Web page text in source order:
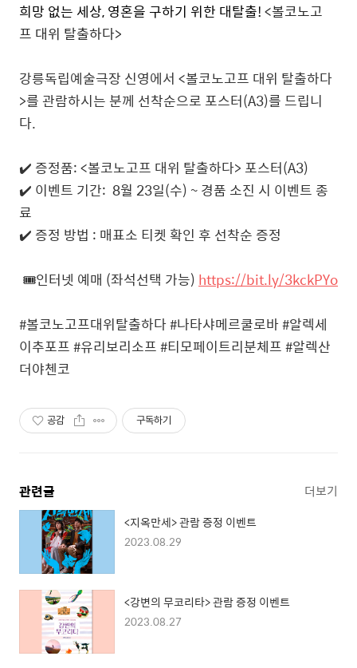
희망 없는 세상, 영혼을 구하기 위한 대탈출!<볼코노고
프 대위 탈출하다>
강릉독립예술극장 신영에서 <볼코노고프 대위 탈출하다
>를관람하시는분께 선착순으로 포스터(A3)를 드립니
다.
✔️ 증정품: <볼코노고프 대위 탈출하다> 포스터(A3)
✔️ 이벤트 기간: 8월 23일(수) ~경품 소진 시 이벤트 종
료
✔️ 증정 방법 : 매표소 티켓 확인 후 선착순 증정
🎟️인터넷 예매 (좌석선택 가능) https://bit.ly/3kckPYo
#볼코노고프대위탈출하다 #나타샤메르쿨로바 #알렉세
이추포프 #유리보리소프 #티모페이트리분체프 #알렉산
더야첸코
공감 구독하기
관련글 더보기
<지옥만세> 관람 증정 이벤트
2023.08.29
<강변의 무코리타> 관람 증정 이벤트
2023.08.27